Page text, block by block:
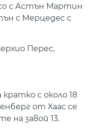
с Астън Мартин
с Мерцедес с
Перес,
с около 18
от Хаас се
на завой 13.